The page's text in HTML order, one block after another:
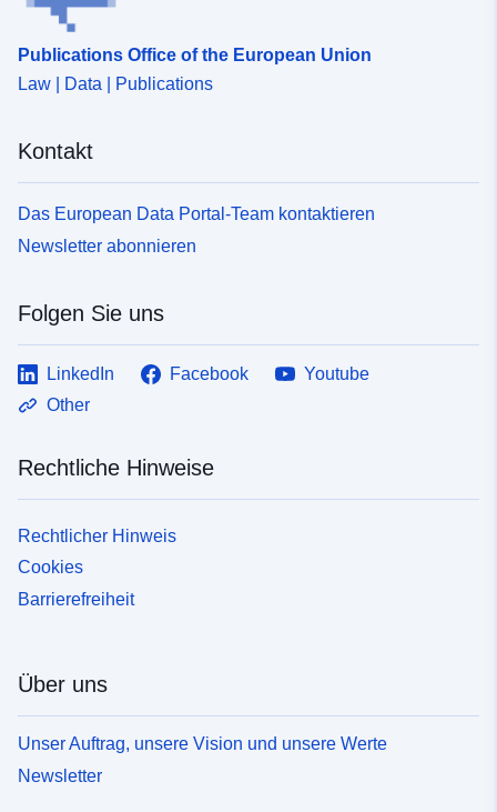
Publications Office of the European Union
Law | Data | Publications
Kontakt
Das European Data Portal-Team kontaktieren
Newsletter abonnieren
Folgen Sie uns
LinkedIn Facebook
Youtube
Other
Rechtliche Hinweise
Rechtlicher Hinweis
Cookies
Barrierefreiheit
Über uns
Unser Auftrag, unsere Vision und unsere Werte
Newsletter